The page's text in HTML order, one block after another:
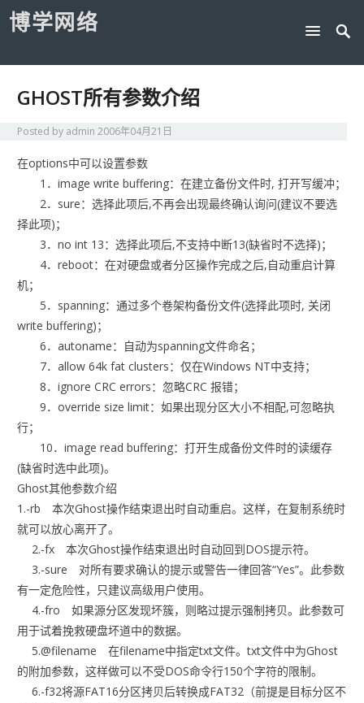
博学网络
GHOST所有参数介绍
Posted by admin 2006年04月21日
在options中可以设置参数
1．image write buffering：在建立备份文件时, 打开写缓冲；
2．sure：选择此项后,不再会出现最终确认询问(建议不要选
择此项)；
3．no int 13：选择此项后,不支持中断13(缺省时不选择)；
4．reboot：在对硬盘或者分区操作完成之后,自动重启计算
机；
5．spanning：通过多个卷架构备份文件(选择此项时, 关闭
write buffering)；
6．autoname：自动为spanning文件命名；
7．allow 64k fat clusters：仅在Windows NT中支持；
8．ignore CRC errors：忽略CRC 报错；
9．override size limit：如果出现分区大小不相配,可忽略执
行；
10．image read buffering：打开生成备份文件时的读缓存
(缺省时选中此项)。
Ghost其他参数介绍
1.-rb 本次Ghost操作结束退出时自动重启。这样，在复制系统时
就可以放心离开了。
2.-fx 本次Ghost操作结束退出时自动回到DOS提示符。
3.-sure 对所有要求确认的提示或警告一律回答“Yes”。此参数
有一定危险性，只建议高级用户使用。
4.-fro 如果源分区发现坏簇，则略过提示强制拷贝。此参数可
用于试着挽救硬盘坏道中的数据。
5.@filename 在filename中指定txt文件。txt文件中为Ghost
的附加参数，这样做可以不受DOS命令行150个字符的限制。
6.-f32将源FAT16分区拷贝后转换成FAT32（前提是目标分区不